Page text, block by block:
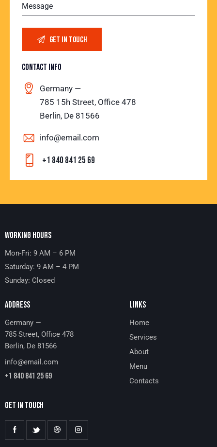
CONTACT INFO
Germany —
785 15h Street, Office 478
Berlin, De 81566
info@email.com
+1 840 841 25 69
WORKING HOURS
Mon-Fri: 9 AM – 6 PM
Saturday: 9 AM – 4 PM
Sunday: Closed
ADDRESS
Germany —
785 Street, Office 478
Berlin, De 81566
info@email.com
+1 840 841 25 69
LINKS
Home
Services
About
Menu
Contacts
GET IN TOUCH